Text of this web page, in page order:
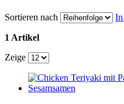
Sortieren nach In
1 Artikel
Zeige